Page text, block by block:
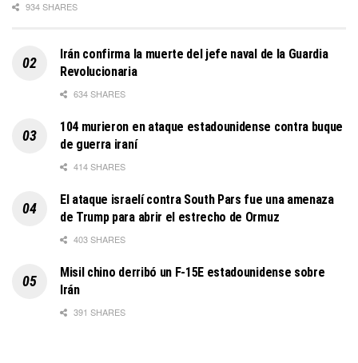
934 SHARES
Irán confirma la muerte del jefe naval de la Guardia
Revolucionaria
634 SHARES
104 murieron en ataque estadounidense contra buque
de guerra iraní
414 SHARES
El ataque israelí contra South Pars fue una amenaza
de Trump para abrir el estrecho de Ormuz
403 SHARES
Misil chino derribó un F-15E estadounidense sobre
Irán
391 SHARES